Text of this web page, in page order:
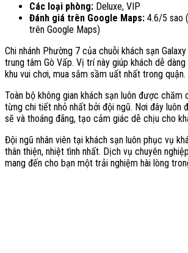
Các loại phòng: Deluxe, VIP
Đánh giá trên Google Maps: 4.6/5 sao
trên Google Maps)
Chi nhánh Phường 7 của chuỗi khách sạn
trung tâm Gò Vấp. Vị trí này giúp khách dễ
khu vui chơi, mua sắm sầm uất nhất trong quận.
Toàn bộ không gian khách sạn luôn được chăm
từng chi tiết nhỏ nhất bởi đội ngũ. Nơi đây luôn
sẽ và thoáng đãng, tạo cảm giác dễ chịu cho
Đội ngũ nhân viên tại khách sạn luôn phục vụ
thân thiện, nhiệt tình nhất. Dịch vụ chuyên
mang đến cho bạn một trải nghiệm hài lòng